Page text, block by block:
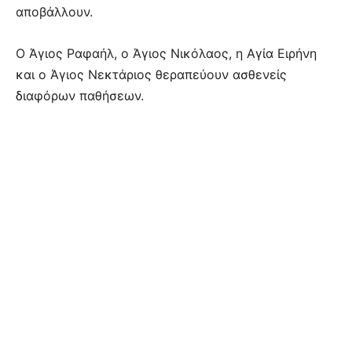
αποβάλλουν.
Ο Άγιος Ραφαήλ, ο Άγιος Νικόλαος, η Αγία Ειρήνη
και ο Άγιος Νεκτάριος θεραπεύουν ασθενείς
διαφόρων παθήσεων.